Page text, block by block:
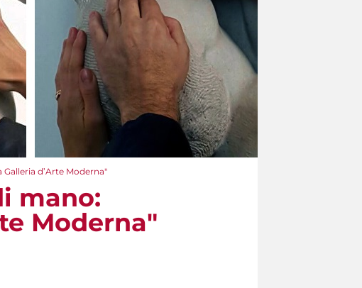
d’Arte Moderna"
mano:
Moderna"